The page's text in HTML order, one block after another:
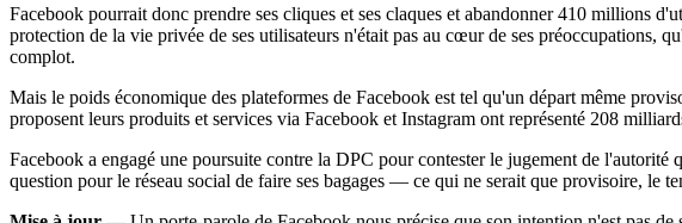
Facebook pourrait donc prendre ses cliques et ses claques et abandonner 410 millions
protection de la vie privée de ses utilisateurs n'était pas au cœur de ses préoccupations,
complot.
Mais le poids économique des plateformes de Facebook est tel qu'un départ même
proposent leurs produits et services via Facebook et Instagram ont représenté 208
Facebook a engagé une poursuite contre la DPC pour contester le jugement de
question pour le réseau social de faire ses bagages — ce qui ne serait que provisoire, le